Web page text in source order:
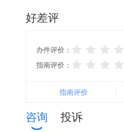
好差评
办件评价：
指南评价：
指南评价
咨询 投诉